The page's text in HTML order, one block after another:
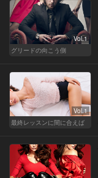
Vol.1
グリードの向こう側
Vol.1
最終レッスンに間に合えば